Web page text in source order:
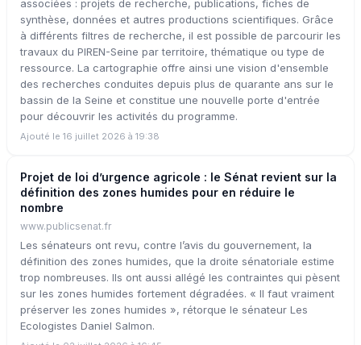
associées : projets de recherche, publications, fiches de
synthèse, données et autres productions scientifiques. Grâce
à différents filtres de recherche, il est possible de parcourir les
travaux du PIREN-Seine par territoire, thématique ou type de
ressource. La cartographie offre ainsi une vision d'ensemble
des recherches conduites depuis plus de quarante ans sur le
bassin de la Seine et constitue une nouvelle porte d'entrée
pour découvrir les activités du programme.
Ajouté le 16 juillet 2026 à 19:38
Projet de loi d’urgence agricole : le Sénat revient sur la
définition des zones humides pour en réduire le
nombre
www.publicsenat.fr
Les sénateurs ont revu, contre l’avis du gouvernement, la
définition des zones humides, que la droite sénatoriale estime
trop nombreuses. Ils ont aussi allégé les contraintes qui pèsent
sur les zones humides fortement dégradées. « Il faut vraiment
préserver les zones humides », rétorque le sénateur Les
Ecologistes Daniel Salmon.